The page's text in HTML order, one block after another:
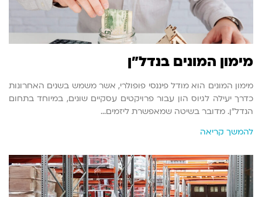
מימון המונים בנדל"ן
מימון המונים הוא מודל פיננסי פופולרי, אשר משמש בשנים האחרונות
כדרך יעילה לגיוס הון עבור פרויקטים עסקיים שונים, במיוחד בתחום
הנדל"ן. מדובר בשיטה שמאפשרת ליזמים…
להמשך קריאה